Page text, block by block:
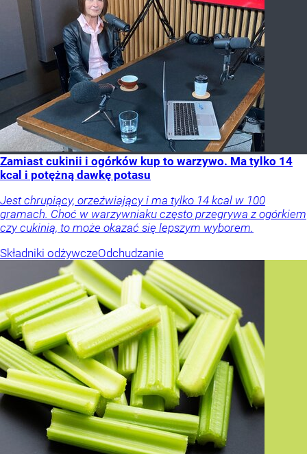
Zamiast cukinii i ogórków kup to warzywo. Ma tylko 14
kcal i potężną dawkę potasu
Jest chrupiący, orzeźwiający i ma tylko 14 kcal w 100
gramach. Choć w warzywniaku często przegrywa z ogórkiem
czy cukinią, to może okazać się lepszym wyborem.
Składniki odżywczeOdchudzanie